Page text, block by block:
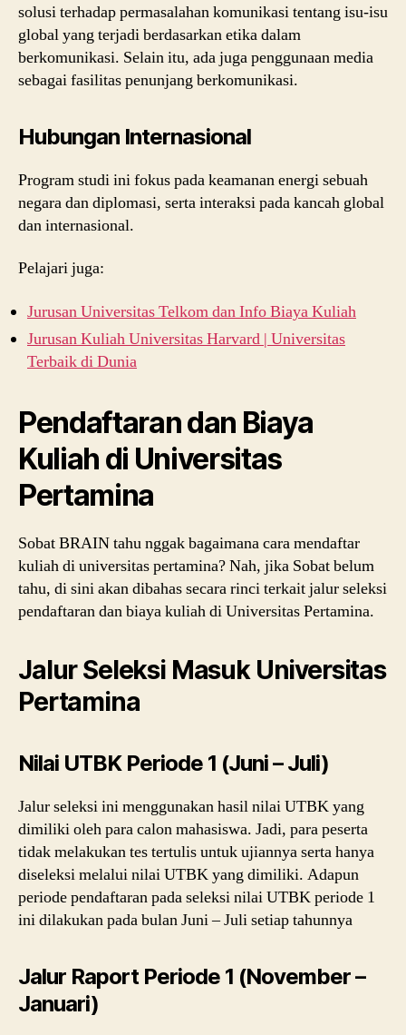
solusi terhadap permasalahan komunikasi tentang isu-isu
global yang terjadi berdasarkan etika dalam
berkomunikasi. Selain itu, ada juga penggunaan media
sebagai fasilitas penunjang berkomunikasi.
Hubungan Internasional
Program studi ini fokus pada keamanan energi sebuah
negara dan diplomasi, serta interaksi pada kancah global
dan internasional.
Pelajari juga:
Jurusan Universitas Telkom dan Info Biaya Kuliah
Jurusan Kuliah Universitas Harvard | Universitas
Terbaik di Dunia
Pendaftaran dan Biaya
Kuliah di Universitas
Pertamina
Sobat BRAIN tahu nggak bagaimana cara mendaftar
kuliah di universitas pertamina? Nah, jika Sobat belum
tahu, di sini akan dibahas secara rinci terkait jalur seleksi
pendaftaran dan biaya kuliah di Universitas Pertamina.
Jalur Seleksi Masuk Universitas
Pertamina
Nilai UTBK Periode 1 (Juni – Juli)
Jalur seleksi ini menggunakan hasil nilai UTBK yang
dimiliki oleh para calon mahasiswa. Jadi, para peserta
tidak melakukan tes tertulis untuk ujiannya serta hanya
diseleksi melalui nilai UTBK yang dimiliki. Adapun
periode pendaftaran pada seleksi nilai UTBK periode 1
ini dilakukan pada bulan Juni – Juli setiap tahunnya
Jalur Raport Periode 1 (November –
Januari)